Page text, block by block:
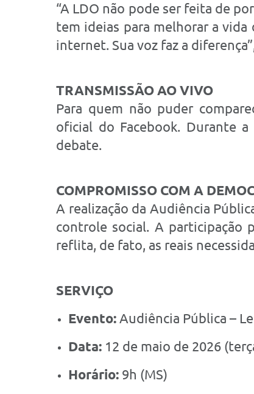
“A LDO não pode ser feita de
tem ideias para melhorar a vida
internet. Sua voz faz a
TRANSMISSÃO AO VIVO
Para quem não puder
oficial do Facebook. Durante
debate.
COMPROMISSO COM A
A realização da Audiência
controle social. A participação
reflita, de fato, as reais
SERVIÇO
Evento: Audiência Pública –
Data: 12 de maio de 2026
Horário: 9h (MS)